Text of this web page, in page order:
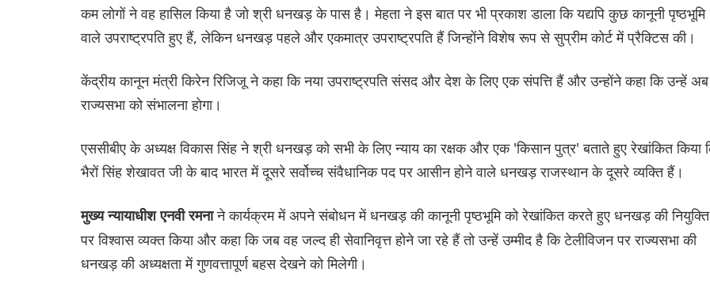
कम लोगों ने वह हासिल किया है जो श्री धनखड़ के पास है। मेहता ने इस बात पर भी प्रकाश डाला कि यद्यपि कुछ कानूनी पृष्ठभूमि
वाले उपराष्ट्रपति हुए हैं, लेकिन धनखड़ पहले और एकमात्र उपराष्ट्रपति हैं जिन्होंने विशेष रूप से सुप्रीम कोर्ट में प्रैक्टिस की।
केंद्रीय कानून मंत्री किरेन रिजिजू ने कहा कि नया उपराष्ट्रपति संसद और देश के लिए एक संपत्ति हैं और उन्होंने कहा कि उन्हें अब
राज्यसभा को संभालना होगा।
एससीबीए के अध्यक्ष विकास सिंह ने श्री धनखड़ को सभी के लिए न्याय का रक्षक और एक 'किसान पुत्र' बताते हुए रेखांकित किया
भैरों सिंह शेखावत जी के बाद भारत में दूसरे सर्वोच्च संवैधानिक पद पर आसीन होने वाले धनखड़ राजस्थान के दूसरे व्यक्ति हैं।
मुख्य न्यायाधीश एनवी रमनाने कार्यक्रम में अपने संबोधन में धनखड़ की कानूनी पृष्ठभूमि को रेखांकित करते हुए धनखड़ की नियुक्ति
पर विश्वास व्यक्त किया और कहा कि जब वह जल्द ही सेवानिवृत्त होने जा रहे हैं तो उन्हें उम्मीद है कि टेलीविजन पर राज्यसभा की
धनखड़ की अध्यक्षता में गुणवत्तापूर्ण बहस देखने को मिलेगी।